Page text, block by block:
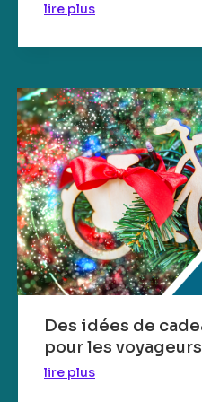
lire plus
Des idées de
pour les
lire plus